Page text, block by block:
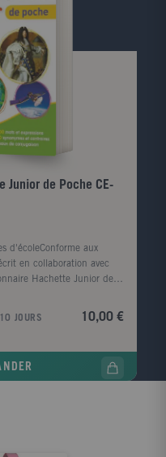
Junior de Poche CE-
d'écoleConforme aux
en collaboration avec
Hachette Junior de
Un dictionnaire
25 000 mots et
et contraires pour
de prononciation, l'origine
JOURS 10,00 €